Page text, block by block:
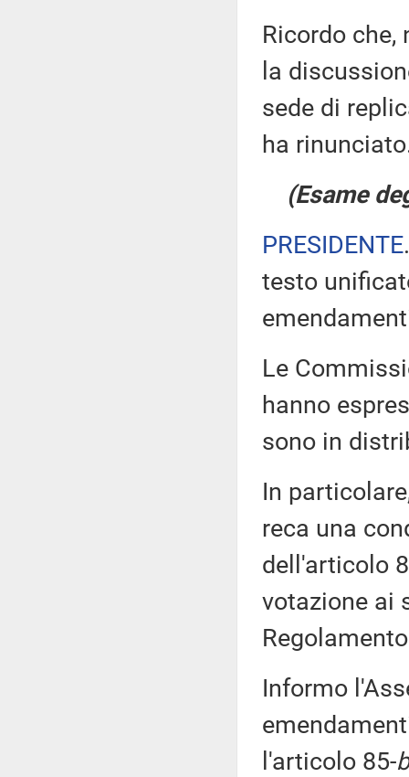
Ricordo che,
la
sede di
ha
(Esame
PRESIDENTE
testo
Le
hanno
sono in
In
reca una
dell'articolo
votazione ai
Informo
l'articolo 85-